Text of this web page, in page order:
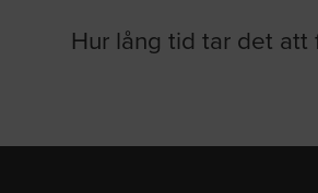
Hur lång tid tar det att